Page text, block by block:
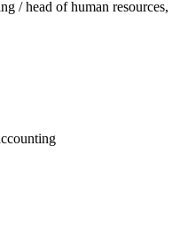
/ head of human resources,